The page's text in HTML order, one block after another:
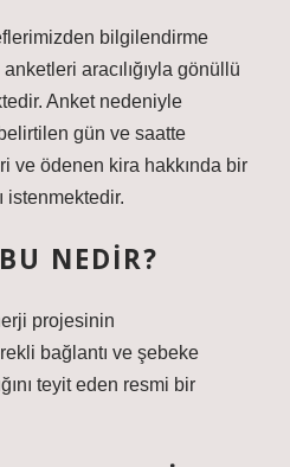
bilgilendirme
aracılığıyla gönüllü
Anket nedeniyle
gün ve saatte
ve ödenen kira hakkında bir
istenmektedir.
NEDIR?
projesinin
bağlantı ve şebeke
teyit eden resmi bir